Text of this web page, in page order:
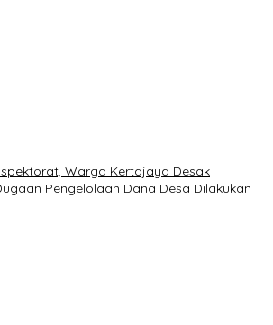
Warga Kertajaya Desak
Pengelolaan Dana Desa Dilakukan